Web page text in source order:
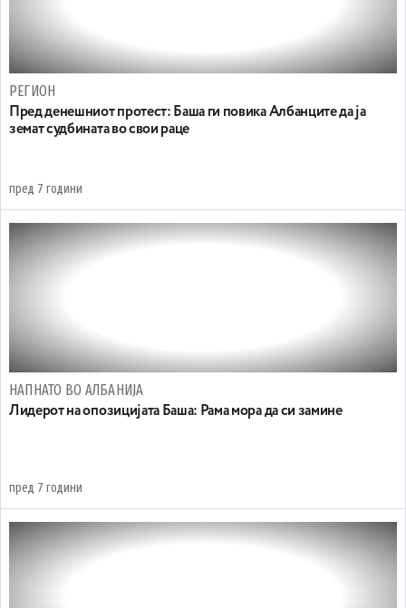
РЕГИОН
Пред денешниот протест: Баша ги повика Албанците да ја
земат судбината во свои раце
пред 7 години
НАПНАТО ВО АЛБАНИЈА
Лидерот на опозицијата Баша: Рама мора да си замине
пред 7 години